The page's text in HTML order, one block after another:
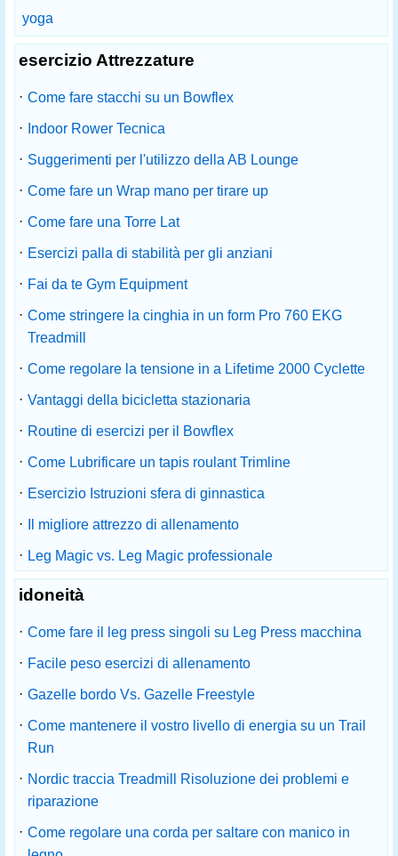
yoga
esercizio Attrezzature
· Come fare stacchi su un Bowflex
·
Indoor Rower Tecnica
· Suggerimenti per l'utilizzo della AB Lounge
· Come fare un Wrap mano per tirare up
· Come fare una Torre Lat
· Esercizi palla di stabilità per gli anziani
· Fai da te Gym Equipment
· Come stringere la cinghia in un form Pro 760 EKG
Treadmill
· Come regolare la tensione in a Lifetime 2000 Cyclette
· Vantaggi della bicicletta stazionaria
· Routine di esercizi per il Bowflex
· Come Lubrificare un tapis roulant Trimline
· Esercizio Istruzioni sfera di ginnastica
·
Il migliore attrezzo di allenamento
· Leg Magic vs. Leg Magic professionale
idoneità
· Come fare il leg press singoli su Leg Press macchina
· Facile peso esercizi di allenamento
· Gazelle bordo Vs. Gazelle Freestyle
· Come mantenere il vostro livello di energia su un Trail
Run
· Nordic traccia Treadmill Risoluzione dei problemi e
riparazione
· Come regolare una corda per saltare con manico in